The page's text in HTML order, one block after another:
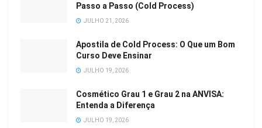
Passo a Passo (Cold Process)
JULHO 21, 2026
Apostila de Cold Process: O Que um Bom
Curso Deve Ensinar
JULHO 19, 2026
Cosmético Grau 1 e Grau 2 na ANVISA:
Entenda a Diferença
JULHO 19, 2026